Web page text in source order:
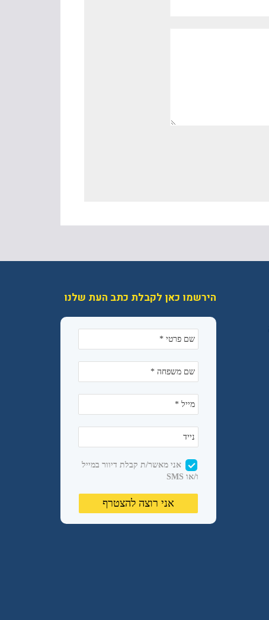
הירשמו כאן לקבלת כתב העת שלנו